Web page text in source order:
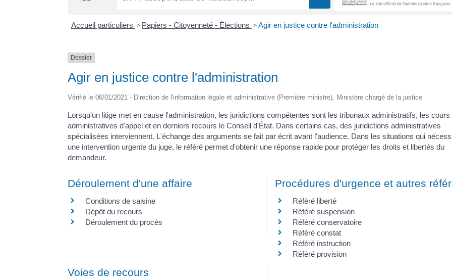
Accueil particuliers > Papiers - Citoyenneté - Élections >Agir en justice contre l'administration
Dossier
Agir en justice contre l'administration
Vérifié le 06/01/2021 - Direction de l'information légale et administrative (Première ministre), Ministère chargé de la justice
Lorsqu'un litige met en cause l'administration, les juridictions compétentes sont les tribunaux administratifs, les cours
administratives d'appel et en derniers recours le Conseil d'État. Dans certains cas, des juridictions administratives
spécialisées interviennent. L'échange des arguments se fait par écrit avant l'audience. Dans les situations qui
une intervention urgente du juge, le référé permet d'obtenir une réponse rapide pour protéger les droits et libertés du
demandeur.
Déroulement d'une affaire
Conditions de saisine
Dépôt du recours
Déroulement du procès
Procédures d'urgence et autres
Référé liberté
Référé suspension
Référé conservatoire
Référé constat
Référé instruction
Référé provision
Voies de recours